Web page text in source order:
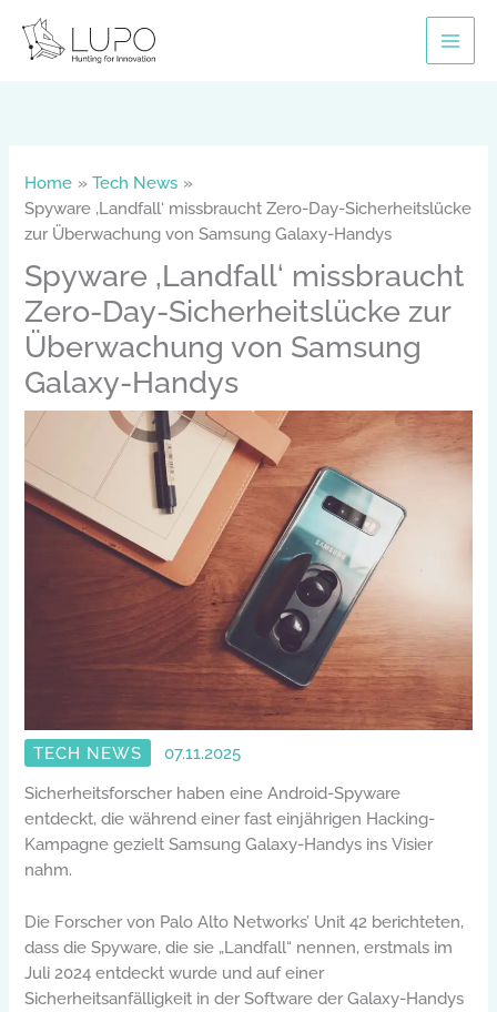
content
Home
Tech News
Spyware ‚Landfall‘ missbraucht Zero-Day-Sicherheitslücke
zur Überwachung von Samsung Galaxy-Handys
Spyware ‚Landfall‘ missbraucht
Zero-Day-Sicherheitslücke zur
Überwachung von Samsung
Galaxy-Handys
TECH NEWS 07.11.2025
Sicherheitsforscher haben eine Android-Spyware
entdeckt, die während einer fast einjährigen Hacking-
Kampagne gezielt Samsung Galaxy-Handys ins Visier
nahm.
Die Forscher von Palo Alto Networks’ Unit 42 berichteten,
dass die Spyware, die sie „Landfall“ nennen, erstmals im
Juli 2024 entdeckt wurde und auf einer
Sicherheitsanfälligkeit in der Software der Galaxy-Handys